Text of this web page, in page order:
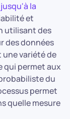
la
et
utilisant des
des données
variété de
qui permet aux
du
permet
quelle mesure